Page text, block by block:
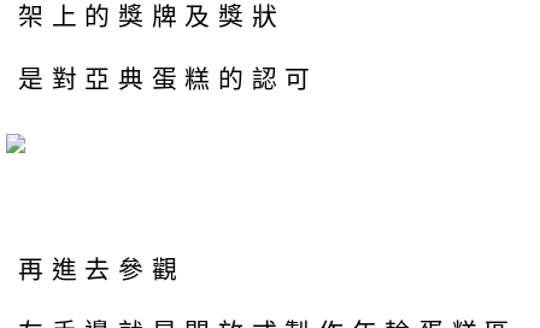
架上的獎牌及獎狀
是對亞典蛋糕的認可
再進去參觀